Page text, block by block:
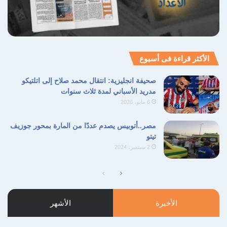
طهران نحو وضع يهدد قدرتها على الاستمرار
كمركز حيوي في ظل غياب الرقابة الحقيقية على
استهلاك الموارد.
البناء العشوائي
الجفاف الهيدرولوجي العاصمة الإيرانية طهران
الأكثر قراءة فى أسبوع
صحيفة انجليزية: انتقال محمد صلاح إلى اتلتيكو
مدريد الأسباني لمدة ثلاث سنوات
6 مايو، 2026
مصر..أتوبيس يصدم عددًا من المارة بمحور جوزيف
تيتو
2 سبتمبر، 2024
الصفحة
السابقة
الصفحة
التالية
الأخيرة الأشهر